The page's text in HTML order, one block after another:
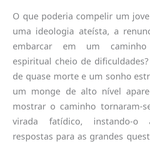
O que poderia compelir um
uma ideologia ateísta, a
embarcar em um
espiritual cheio de
de quase morte e um sonho
um monge de alto nível
mostrar o caminho tornaram-
virada fatídico, instando-o
respostas para as grandes